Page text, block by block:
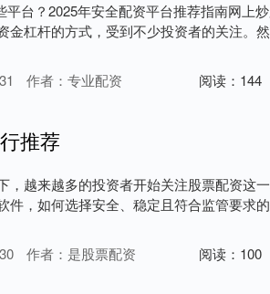
平台？2025年安全配资平台推荐指南网上
金杠杆的方式，受到不少投资者的关注。
作者：专业配资 阅读： 144
推荐
，越来越多的投资者开始关注股票配资这
件，如何选择安全、稳定且符合监管要求
作者：是股票配资 阅读： 100